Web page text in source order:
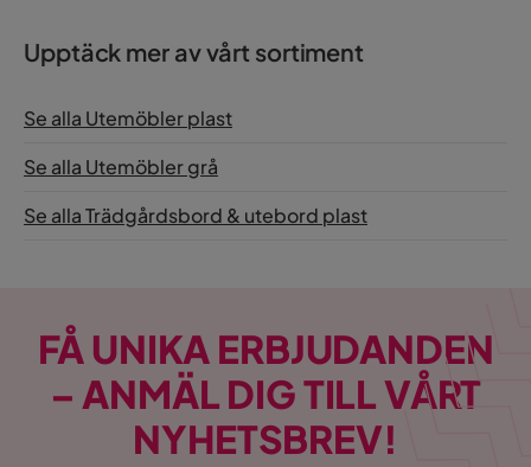
Upptäck mer av vårt sortiment
Se alla Utemöbler plast
Se alla Utemöbler grå
Se alla Trädgårdsbord & utebord plast
FÅ UNIKA ERBJUDANDEN
– ANMÄL DIG TILL VÅRT
NYHETSBREV!